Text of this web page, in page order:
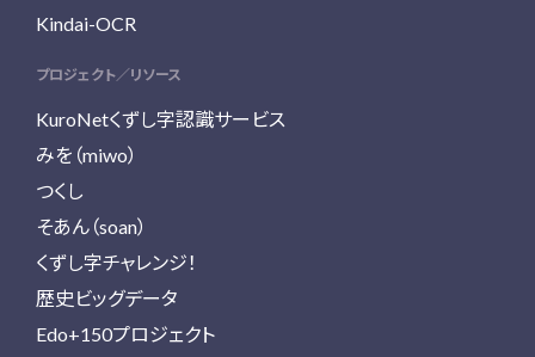
Kindai-OCR
プロジェクト／リソース
KuroNetくずし字認識サービス
みを（miwo）
つくし
そあん（soan）
くずし字チャレンジ！
歴史ビッグデータ
Edo+150プロジェクト